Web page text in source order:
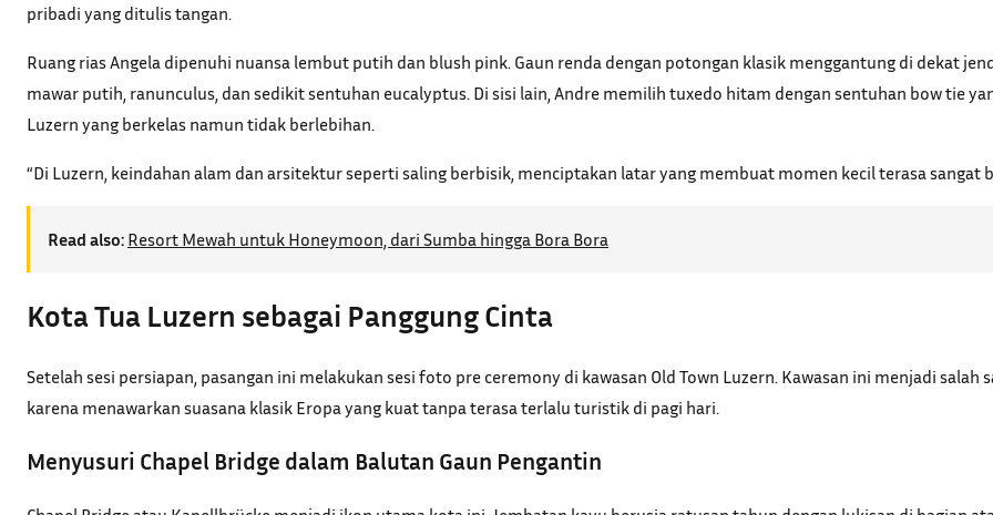
pribadi yang ditulis tangan.
Ruang rias Angela dipenuhi nuansa lembut putih dan blush pink. Gaun renda dengan potongan klasik menggantung di dekat
mawar putih, ranunculus, dan sedikit sentuhan eucalyptus. Di sisi lain, Andre memilih tuxedo hitam dengan sentuhan bow tie
Luzern yang berkelas namun tidak berlebihan.
“Di Luzern, keindahan alam dan arsitektur seperti saling berbisik, menciptakan latar yang membuat momen kecil terasa sangat
Read also: Resort Mewah untuk Honeymoon, dari Sumba hingga Bora Bora
Kota Tua Luzern sebagai Panggung Cinta
Setelah sesi persiapan, pasangan ini melakukan sesi foto pre ceremony di kawasan Old Town Luzern. Kawasan ini menjadi
karena menawarkan suasana klasik Eropa yang kuat tanpa terasa terlalu turistik di pagi hari.
Menyusuri Chapel Bridge dalam Balutan Gaun Pengantin